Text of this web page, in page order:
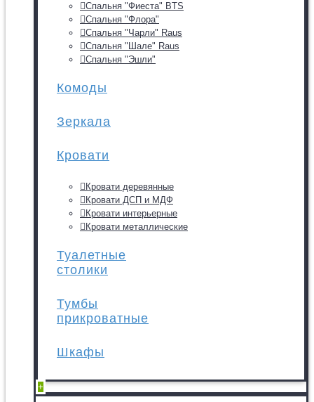
Спальня "Фиеста" BTS
Спальня "Флора"
Спальня "Чарли" Raus
Спальня "Шале" Raus
Спальня "Эшли"
Комоды
Зеркала
Кровати
Кровати деревянные
Кровати ДСП и МДФ
Кровати интерьерные
Кровати металлические
Туалетные
столики
Тумбы
прикроватные
Шкафы
+